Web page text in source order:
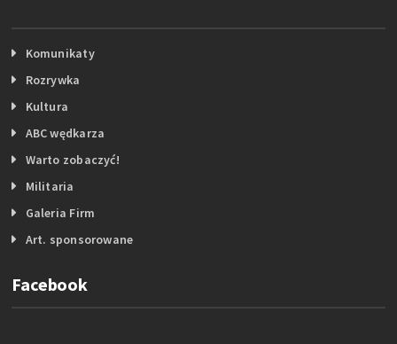
Komunikaty
Rozrywka
Kultura
ABC wędkarza
Warto zobaczyć!
Militaria
Galeria Firm
Art. sponsorowane
Facebook